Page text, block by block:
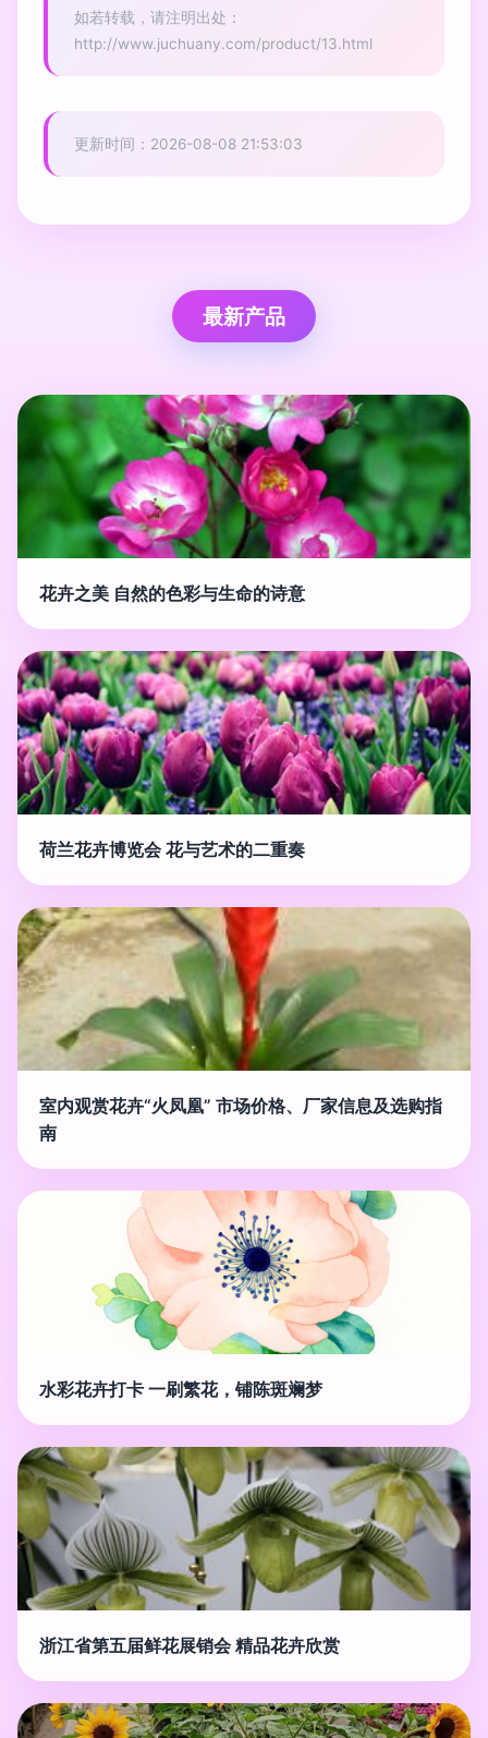
如若转载，请注明出处：
http://www.juchuany.com/product/13.html
更新时间：2026-08-08 21:53:03
最新产品
花卉之美 自然的色彩与生命的诗意
荷兰花卉博览会 花与艺术的二重奏
室内观赏花卉“火凤凰” 市场价格、厂家信息及选购指
南
水彩花卉打卡 一刷繁花，铺陈斑斓梦
浙江省第五届鲜花展销会 精品花卉欣赏